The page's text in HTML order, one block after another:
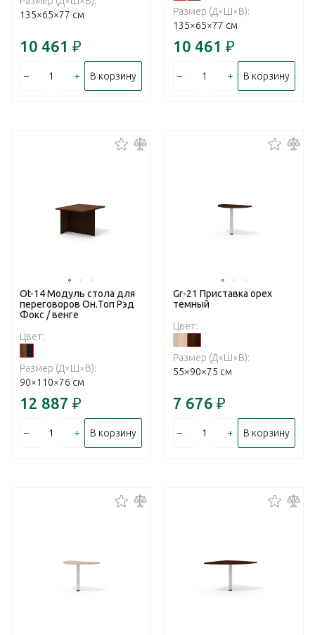
135×65×77 см
10 461 ₽
– + В корзину
Размер (Д×Ш×В):
135×65×77 см
10 461 ₽
– + В корзину
Ot-14 Модуль стола для
переговоров Он.Топ Рэд
Фокс / венге
Цвет:
Размер (Д×Ш×В):
90×110×76 см
12 887 ₽
– + В корзину
Gr-21 Приставка орех
темный
Цвет:
Размер (Д×Ш×В):
55×90×75 см
7 676 ₽
– + В корзину